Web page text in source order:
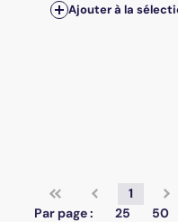
Ajouter à la
1
Par page :
25 50